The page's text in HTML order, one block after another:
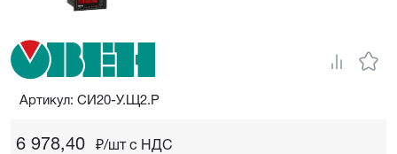
6 978,40 ₽/шт c НДС
Артикул: СИ20-У.Щ2.Р